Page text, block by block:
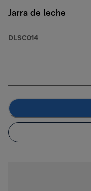
Jarra de leche
DLSC014